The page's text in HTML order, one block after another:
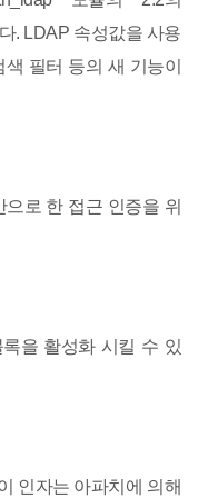
. LDAP 속성값을 사용
필터 등의 새 기능이
로 한 접근 인증을 위
을 활성화 시킬 수 있
인자는 아파치에 의해